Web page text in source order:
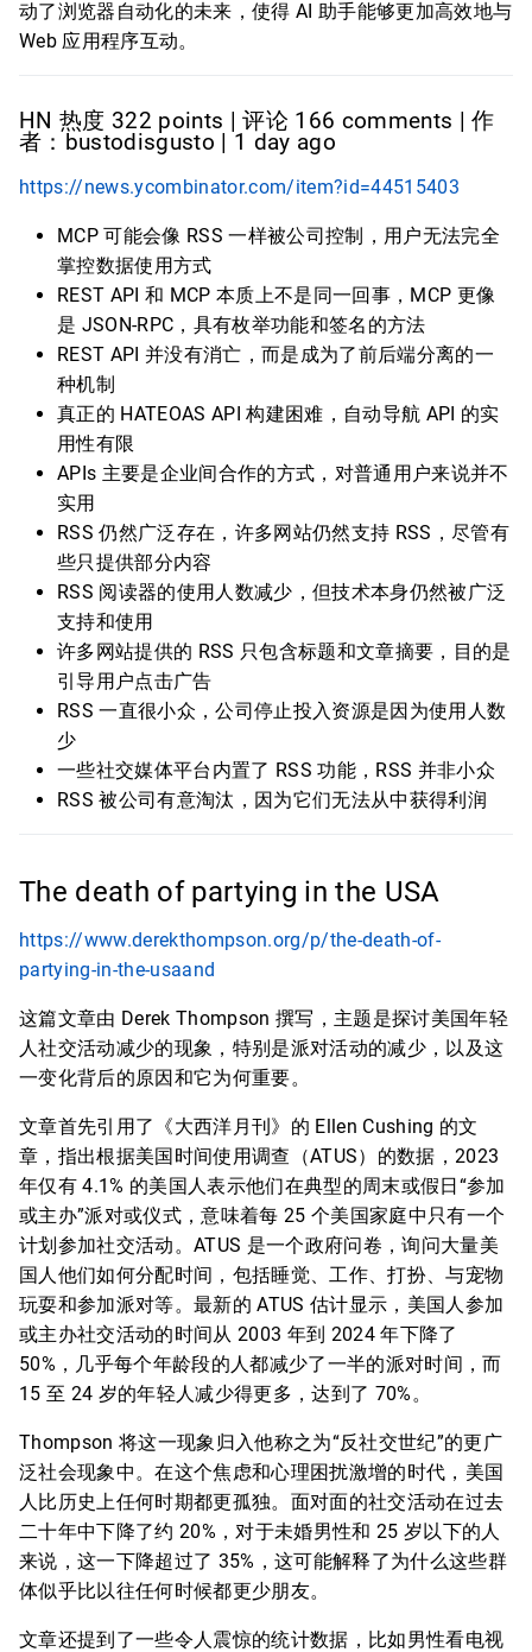
动了浏览器自动化的未来，使得 AI 助手能够更加高效地与
Web 应用程序互动。
HN 热度 322 points | 评论 166 comments | 作
者：bustodisgusto | 1 day ago
https://news.ycombinator.com/item?id=44515403
MCP 可能会像 RSS 一样被公司控制，用户无法完全
掌控数据使用方式
REST API 和 MCP 本质上不是同一回事，MCP 更像
是 JSON-RPC，具有枚举功能和签名的方法
REST API 并没有消亡，而是成为了前后端分离的一
种机制
真正的 HATEOAS API 构建困难，自动导航 API 的实
用性有限
APIs 主要是企业间合作的方式，对普通用户来说并不
实用
RSS 仍然广泛存在，许多网站仍然支持 RSS，尽管有
些只提供部分内容
RSS 阅读器的使用人数减少，但技术本身仍然被广泛
支持和使用
许多网站提供的 RSS 只包含标题和文章摘要，目的是
引导用户点击广告
RSS 一直很小众，公司停止投入资源是因为使用人数
少
一些社交媒体平台内置了 RSS 功能，RSS 并非小众
RSS 被公司有意淘汰，因为它们无法从中获得利润
The death of partying in the USA
https://www.derekthompson.org/p/the-death-of-
partying-in-the-usaand
这篇文章由 Derek Thompson 撰写，主题是探讨美国年轻
人社交活动减少的现象，特别是派对活动的减少，以及这
一变化背后的原因和它为何重要。
文章首先引用了《大西洋月刊》的 Ellen Cushing 的文
章，指出根据美国时间使用调查（ATUS）的数据，2023
年仅有 4.1% 的美国人表示他们在典型的周末或假日“参加
或主办”派对或仪式，意味着每 25 个美国家庭中只有一个
计划参加社交活动。ATUS 是一个政府问卷，询问大量美
国人他们如何分配时间，包括睡觉、工作、打扮、与宠物
玩耍和参加派对等。最新的 ATUS 估计显示，美国人参加
或主办社交活动的时间从 2003 年到 2024 年下降了
50%，几乎每个年龄段的人都减少了一半的派对时间，而
15 至 24 岁的年轻人减少得更多，达到了 70%。
Thompson 将这一现象归入他称之为“反社交世纪”的更广
泛社会现象中。在这个焦虑和心理困扰激增的时代，美国
人比历史上任何时期都更孤独。面对面的社交活动在过去
二十年中下降了约 20%，对于未婚男性和 25 岁以下的人
来说，这一下降超过了 35%，这可能解释了为什么这些群
体似乎比以往任何时候都更少朋友。
文章还提到了一些令人震惊的统计数据，比如男性看电视